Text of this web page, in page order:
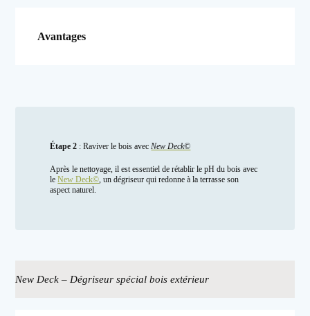
Avantages
Étape 2 : Raviver le bois avecNew Deck©
Après le nettoyage, il est essentiel de rétablir le pH du bois avec
leNew Deck©, un dégriseur qui redonne à la terrasse son
aspect naturel.
New Deck – Dégriseur spécial bois extérieur